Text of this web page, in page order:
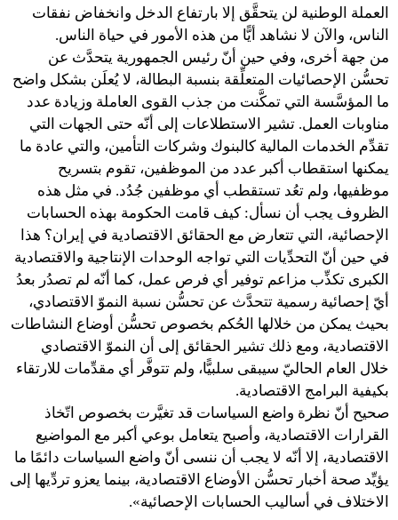
العملة الوطنية لن يتحقَّق إلا بارتفاع الدخل وانخفاض نفقات
الناس، والآن لا نشاهد أيًّا من هذه الأمور في حياة الناس.
من جهة أخرى، وفي حين أنّ رئيس الجمهورية يتحدَّث عن
تحسُّن الإحصائيات المتعلِّقة بنسبة البطالة، لا يُعلَن بشكل واضح
ما المؤسَّسة التي تمكَّنت من جذب القوى العاملة وزيادة عدد
مناوبات العمل. تشير الاستطلاعات إلى أنّه حتى الجهات التي
تقدِّم الخدمات المالية كالبنوك وشركات التأمين، والتي عادة ما
يمكنها استقطاب أكبر عدد من الموظفين، تقوم بتسريح
موظفيها، ولم تعُد تستقطب أي موظفين جُدُد. في مثل هذه
الظروف يجب أن نسأل: كيف قامت الحكومة بهذه الحسابات
الإحصائية، التي تتعارض مع الحقائق الاقتصادية في إيران؟ هذا
في حين أنّ التحدِّيات التي تواجه الوحدات الإنتاجية والاقتصادية
الكبرى تكذِّب مزاعم توفير أي فرص عمل، كما أنّه لم تصدُر بعدُ
أيّ إحصائية رسمية تتحدَّث عن تحسُّن نسبة النموّ الاقتصادي،
بحيث يمكن من خلالها الحُكم بخصوص تحسُّن أوضاع النشاطات
الاقتصادية، ومع ذلك تشير الحقائق إلى أن النموّ الاقتصادي
خلال العام الحاليّ سيبقى سلبيًّا، ولم تتوفَّر أي مقدِّمات للارتقاء
بكيفية البرامج الاقتصادية.
صحيح أنّ نظرة واضع السياسات قد تغيَّرت بخصوص اتّخاذ
القرارات الاقتصادية، وأصبح يتعامل بوعي أكبر مع المواضيع
الاقتصادية، إلا أنّه لا يجب أن ننسى أنّ واضع السياسات دائمًا ما
يؤيِّد صحة أخبار تحسُّن الأوضاع الاقتصادية، بينما يعزو تردِّيها إلى
الاختلاف في أساليب الحسابات الإحصائية».